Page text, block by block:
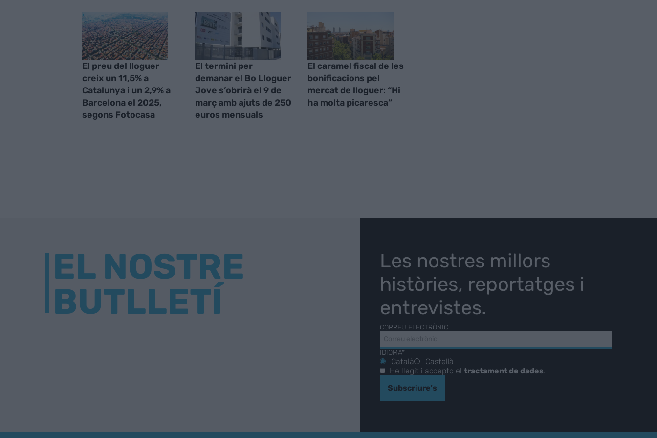
El preu del lloguer
creix un 11,5% a
Catalunya i un 2,9% a
Barcelona el 2025,
segons Fotocasa
El termini per
demanar el Bo Lloguer
Jove s’obrirà el 9 de
març amb ajuts de 250
euros mensuals
El caramel fiscal de les
bonificacions pel
mercat de lloguer: “Hi
ha molta picaresca”
EL NOSTRE
BUTLLETÍ
Les nostres millors
històries, reportatges i
entrevistes.
CORREU ELECTRÒNIC
IDIOMA*
Català
Castellà
He llegit i accepto el tractament de dades.
Subscriure's